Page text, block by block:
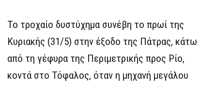
Το τροχαίο δυστύχημα συνέβη το πρωί της
Κυριακής (31/5) στην έξοδο της Πάτρας, κάτω
από τη γέφυρα της Περιμετρικής προς Ρίο,
κοντά στο Τόφαλος, όταν η μηχανή μεγάλου